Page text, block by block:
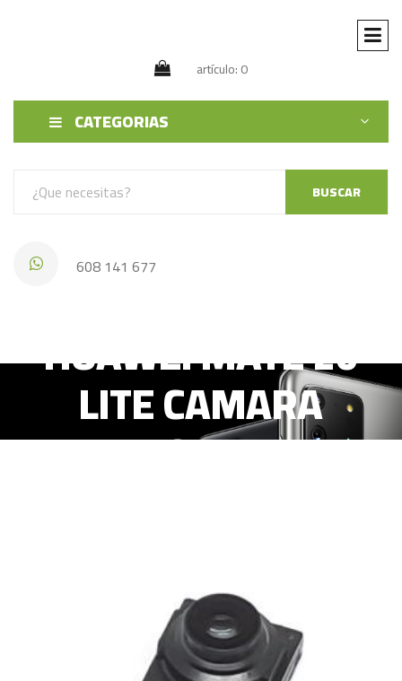
artículo: 0
CATEGORIAS
BUSCAR
608 141 677
HUAWEI MATE 20
LITE CAMARA
FRONTAL